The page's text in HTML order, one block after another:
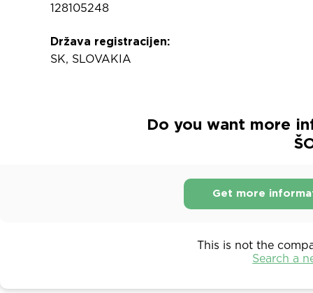
128105248
Država registracijen:
SK, SLOVAKIA
Do you want more
Get more
This is not the
Search a